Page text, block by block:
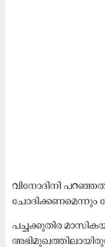
വിനോദിനി
ചോദിക്കണമെന്നും
പച്ചക്കുതിര